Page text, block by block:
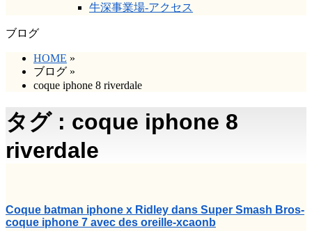
牛深事業場-アクセス
ブログ
HOME »
ブログ »
coque iphone 8 riverdale
タグ : coque iphone 8
riverdale
Coque batman iphone x Ridley dans Super Smash Bros-
coque iphone 7 avec des oreille-xcaonb